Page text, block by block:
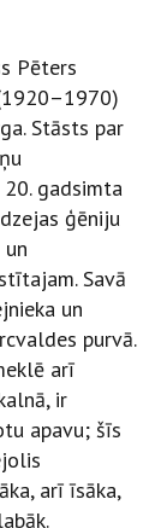
Pēters
Stāsts par
gadsimta
ģēniju
Savā
un
purvā.
arī
ir
apavu; šīs
arī īsāka,